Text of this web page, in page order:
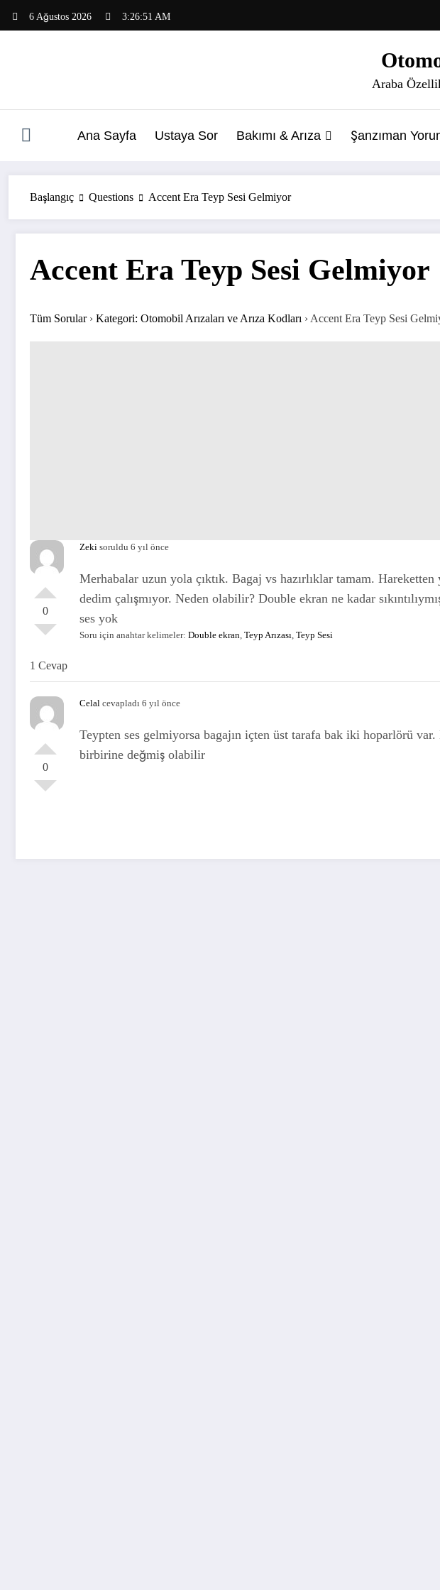
6 Ağustos 2026 3:26:52 AM
Araba
Ana Sayfa Ustaya Sor Bakımı & Arıza Şanzıman
Başlangıç Questions Accent Era Teyp Sesi Gelmiyor
Accent Era Teyp Sesi Gelmiyor
Tüm Sorular› Kategori: Otomobil Arızaları ve Arıza Kodları › Accent Era Teyp Sesi
0
Zeki soruldu 6 yıl önce
Merhabalar uzun yola çıktık. Bagaj vs hazırlıklar tamam. Hareketten
dedim çalışmıyor. Neden olabilir? Double ekran ne kadar
ses yok
Soru için anahtar kelimeler: Double ekran Teyp Arızası Teyp Sesi
1 Cevap
0
Celal cevapladı 6 yıl önce
Teypten ses gelmiyorsa bagajın içten üst tarafa bak iki hoparlörü
birbirine değmiş olabilir